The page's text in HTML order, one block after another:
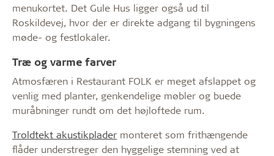
menukortet. Det Gule Hus ligger også ud til
Roskildevej, hvor der er direkte adgang til bygningens
møde- og festlokaler.
Træ og varme farver
Atmosfæren i Restaurant FOLK er meget afslappet og
venlig med planter, genkendelige møbler og buede
muråbninger rundt om det højloftede rum.
Troldtekt akustikplader monteret som frithængende
flåder understreger den hyggelige stemning ved at